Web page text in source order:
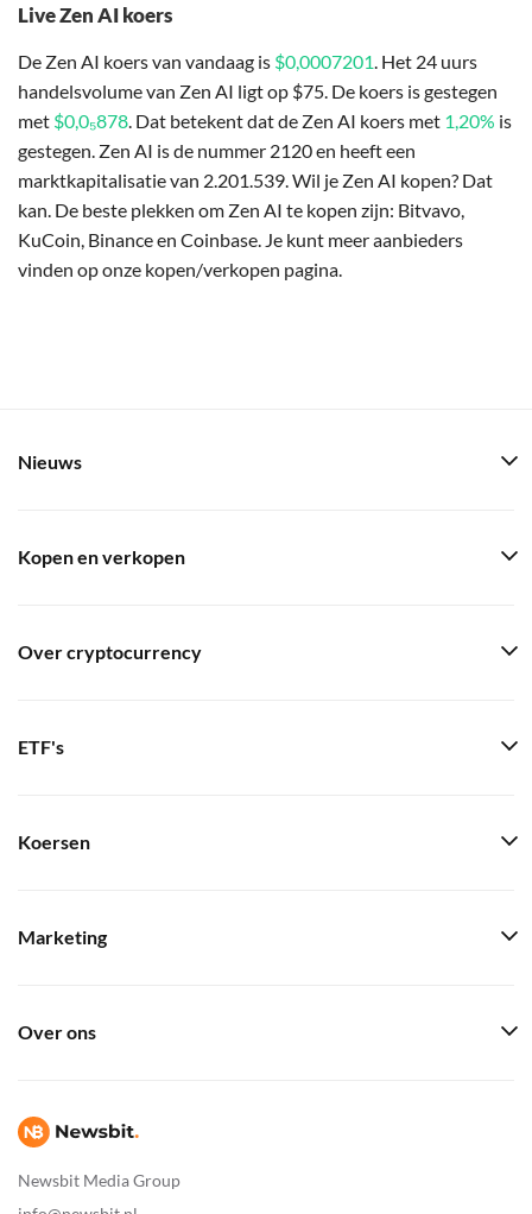
Live Zen AI koers
De Zen AI koers van vandaag is $0,0007201. Het 24 uurs
handelsvolume van Zen AI ligt op $75. De koers is gestegen
met $0,0₅878. Dat betekent dat de Zen AI koers met 1,20% is
gestegen. Zen AI is de nummer 2120 en heeft een
marktkapitalisatie van 2.201.539. Wil je Zen AI kopen? Dat
kan. De beste plekken om Zen AI te kopen zijn: Bitvavo,
KuCoin, Binance en Coinbase. Je kunt meer aanbieders
vinden op onze kopen/verkopen pagina.
Newsbit Media Group
Nieuws
Kopen en verkopen
Over cryptocurrency
ETF's
Koersen
Marketing
Over ons